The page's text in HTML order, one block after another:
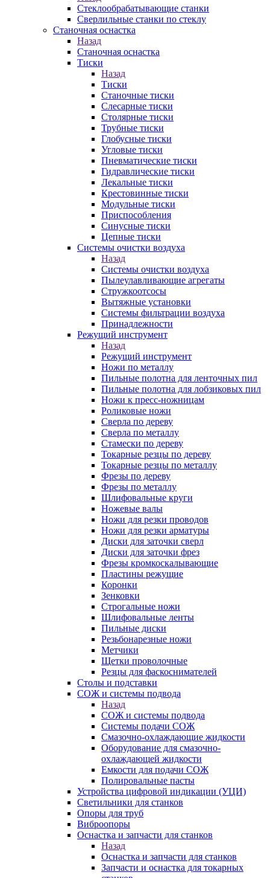
Стеклообрабатывающие станки
Сверлильные станки по стеклу
Станочная оснастка
Назад
Станочная оснастка
Тиски
Назад
Тиски
Станочные тиски
Слесарные тиски
Столярные тиски
Трубные тиски
Глобусные тиски
Угловые тиски
Пневматические тиски
Гидравлические тиски
Лекальные тиски
Крестовинные тиски
Модульные тиски
Приспособления
Синусные тиски
Цепные тиски
Системы очистки воздуха
Назад
Системы очистки воздуха
Пылеулавливающие агрегаты
Стружкоотсосы
Вытяжные установки
Системы фильтрации воздуха
Принадлежности
Режущий инструмент
Назад
Режущий инструмент
Ножи по металлу
Пильные полотна для ленточных пил
Пильные полотна для лобзиковых пил
Ножи к пресс-ножницам
Роликовые ножи
Сверла по дереву
Сверла по металлу
Стамески по дереву
Токарные резцы по дереву
Токарные резцы по металлу
Фрезы по дереву
Фрезы по металлу
Шлифовальные круги
Ножевые валы
Ножи для резки проводов
Ножи для резки арматуры
Диски для заточки сверл
Диски для заточки фрез
Фрезы кромкоскалывающие
Пластины режущие
Коронки
Зенковки
Строгальные ножи
Шлифовальные ленты
Пильные диски
Резьбонарезные ножи
Метчики
Щетки проволочные
Резцы для фаскоснимателей
Столы и подставки
СОЖ и системы подвода
Назад
СОЖ и системы подвода
Системы подачи СОЖ
Смазочно-охлаждающие жидкости
Оборудование для смазочно-
охлаждающей жидкости
Емкости для подачи СОЖ
Полировальные пасты
Устройства цифровой индикации (УЦИ)
Светильники для станков
Опоры для труб
Виброопоры
Оснастка и запчасти для станков
Назад
Оснастка и запчасти для станков
Запчасти и оснастка для токарных